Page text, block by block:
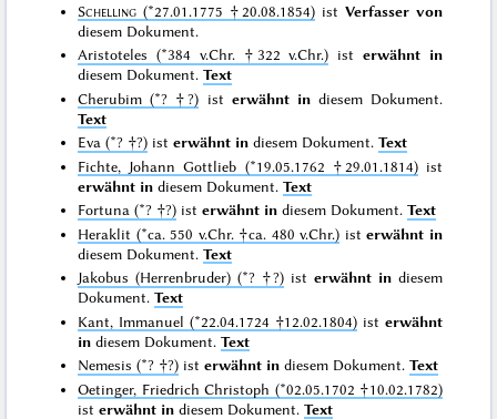
Schelling (*27.01.1775 †20.08.1854)ist Verfasser von
diesem Dokument.
Aristoteles (*384 v.Chr. †322 v.Chr.) ist erwähnt in
diesem Dokument.Text
Cherubim (*? †?) ist erwähnt indiesem Dokument.
Text
Eva (*? †?) isterwähnt in diesem Dokument.Text
Fichte, Johann Gottlieb (*19.05.1762 †29.01.1814)ist
erwähnt in diesem Dokument.Text
Fortuna (*? †?) isterwähnt in diesem Dokument.Text
Heraklit (*ca. 550 v.Chr. †ca. 480 v.Chr.) isterwähnt in
diesem Dokument.Text
Jakobus (Herrenbruder) (*? †?) ist erwähnt indiesem
Dokument.Text
Kant, Immanuel (*22.04.1724 †12.02.1804) ist erwähnt
in diesem Dokument.Text
Nemesis (*? †?) isterwähnt in diesem Dokument.Text
Oetinger, Friedrich Christoph (*02.05.1702 †10.02.1782)
isterwähnt in diesem Dokument.Text